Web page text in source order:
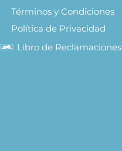
Términos y Condiciones
Política de Privacidad
Libro de Reclamaciones